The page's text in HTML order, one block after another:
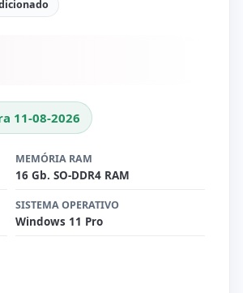
11-08-2026
MEMÓRIA RAM
16 Gb. SO-DDR4 RAM
SISTEMA OPERATIVO
Windows 11 Pro